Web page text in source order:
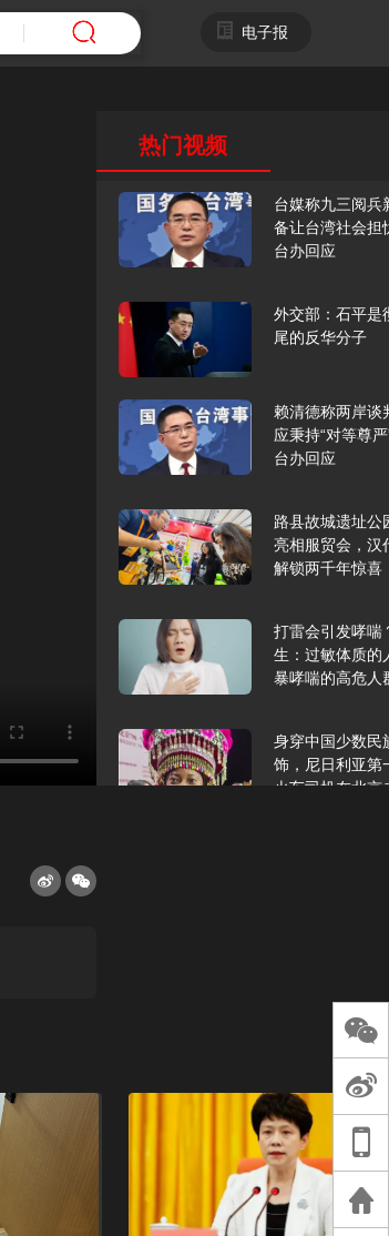
电子报
热门视频
台媒称九三阅兵
备让台湾社会担
台办回应
外交部：石平是
尾的反华分子
赖清德称两岸谈
应秉持“对等尊
台办回应
路县故城遗址公
亮相服贸会，汉
解锁两千年惊喜
打雷会引发哮喘
生：过敏体质的
暴哮喘的高危人
身穿中国少数民
饰，尼日利亚第
火车司机在北京
谈过去 谈谈未来
天桥艺术中心一
演出，国际项目
重庆一高校学生
死，官方通报：
刑案，网传遗体